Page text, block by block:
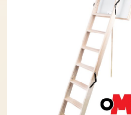
Навіси з полікарбонату